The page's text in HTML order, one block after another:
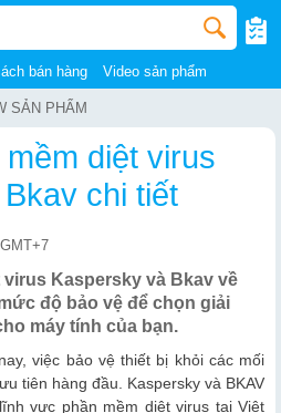
bán hàng Video sản phẩm
SẢN PHẨM
diệt virus
chi tiết
Kaspersky và Bkav về
độ bảo vệ để chọn giải
máy tính của bạn.
việc bảo vệ thiết bị khỏi các mối
tiên hàng đầu. Kaspersky và BKAV
vực phần mềm diệt virus tại Việt